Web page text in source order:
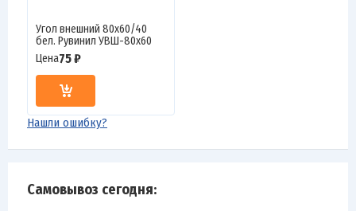
Самовывоз сегодня:
Угол внешний 80х60/40
бел. Рувинил УВШ-80х60
Цена75 ₽
Нашли ошибку?